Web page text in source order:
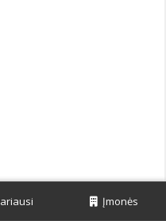
Įmonės